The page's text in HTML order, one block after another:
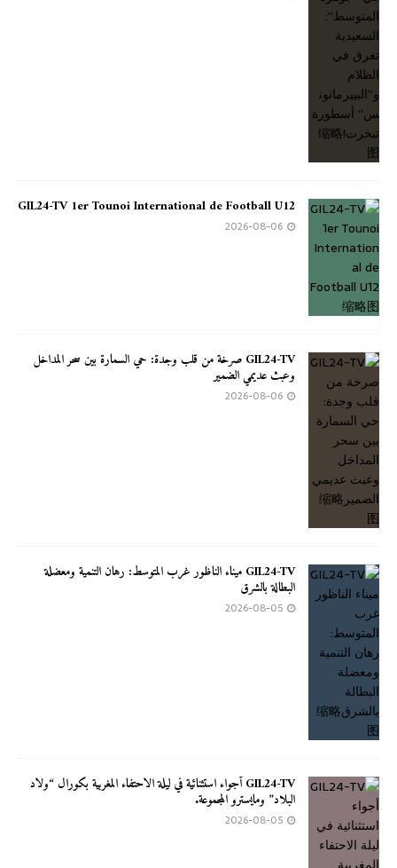
GIL24-TV 1er Tounoi International de Football U12
2026-08-06
GIL24-TV صرخة من قلب وجدة: حي السمارة بين سحر المداخل
وعبث عديمي الضمير
2026-08-06
GIL24-TV ميناء الناظور غرب المتوسط: رهان التنمية ومعضلة
البطالة بالشرق
2026-08-05
GIL24-TV أجواء استثنائية في ليلة الاحتفاء المغربية بكورال “ولاد
البلاد” ومايسترو المجموعة.
2026-08-05